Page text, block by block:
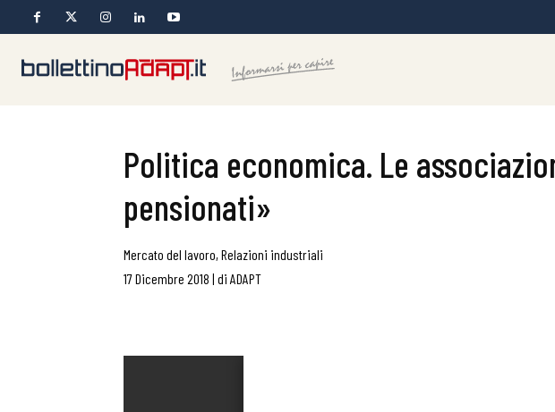
Politica economica. Le
pensionati»
Mercato del lavoro, Relazioni industriali
17 Dicembre 2018 | di ADAPT